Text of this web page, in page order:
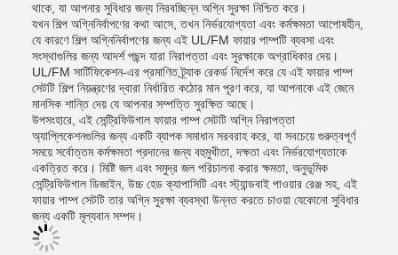
থাকে, যা আপনার সুবিধার জন্য নিরবচ্ছিন্ন অগ্নি সুরক্ষা নিশ্চিত করে।
যখন শিল্প অগ্নিনির্বাপণের কথা আসে, তখন নির্ভরযোগ্যতা এবং কর্মক্ষমতা আপোষহীন,
যে কারণে শিল্প অগ্নিনির্বাপণের জন্য এই UL/FM ফায়ার পাম্পটি ব্যবসা এবং
সংস্থাগুলির জন্য আদর্শ পছন্দ যারা নিরাপত্তা এবং সুরক্ষাকে অগ্রাধিকার দেয়।
UL/FM সার্টিফিকেশন-এর প্রমাণিত ট্র্যাক রেকর্ড নির্দেশ করে যে এই ফায়ার পাম্প
সেটটি শিল্প নিয়ন্ত্রণের দ্বারা নির্ধারিত কঠোর মান পূরণ করে, যা আপনাকে এই জেনে
মানসিক শান্তি দেয় যে আপনার সম্পত্তি সুরক্ষিত আছে।
উপসংহারে, এই সেন্ট্রিফিউগাল ফায়ার পাম্প সেটটি অগ্নি নিরাপত্তা
অ্যাপ্লিকেশনগুলির জন্য একটি ব্যাপক সমাধান সরবরাহ করে, যা সবচেয়ে গুরুত্বপূর্ণ
সময়ে সর্বোত্তম কর্মক্ষমতা প্রদানের জন্য বহুমুখীতা, দক্ষতা এবং নির্ভরযোগ্যতাকে
একত্রিত করে। মিষ্টি জল এবং সমুদ্র জল পরিচালনা করার ক্ষমতা, অনুভূমিক
সেন্ট্রিফিউগাল ডিজাইন, উচ্চ হেড ক্যাপাসিটি এবং স্ট্যান্ডবাই পাওয়ার রেঞ্জ সহ, এই
ফায়ার পাম্প সেটটি তার অগ্নি সুরক্ষা ব্যবস্থা উন্নত করতে চাওয়া যেকোনো সুবিধার
জন্য একটি মূল্যবান সম্পদ।